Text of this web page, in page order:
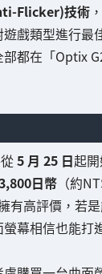
Flicker)技術
遊戲類型進行最
都在「Optix
5 月 25 日起
日幣 （約
有高評價，若
幕相信也能打